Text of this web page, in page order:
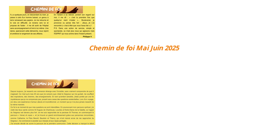
Chemin de foi Mai Juin 2025